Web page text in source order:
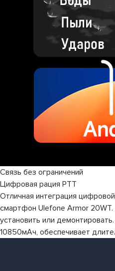
Связь без ограничений
Цифровая рация PTT
Отличная интеграция
смартфон Ulefone Armor
установить или
10850мАч, обеспечивает